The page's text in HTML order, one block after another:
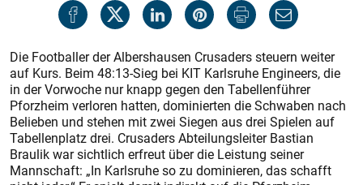
Die Footballer der Albershausen Crusaders steuern weiter
auf Kurs. Beim 48:13-Sieg bei KIT Karlsruhe Engineers, die
in der Vorwoche nur knapp gegen den Tabellenführer
Pforzheim verloren hatten, dominierten die Schwaben nach
Belieben und stehen mit zwei Siegen aus drei Spielen auf
Tabellenplatz drei. Crusaders Abteilungsleiter Bastian
Braulik war sichtlich erfreut über die Leistung seiner
Mannschaft: „In Karlsruhe so zu dominieren, das schafft